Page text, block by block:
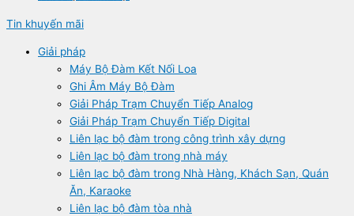
Tin khuyến mãi
Giải pháp
Máy Bộ Đàm Kết Nối Loa
Ghi Âm Máy Bộ Đàm
Giải Pháp Trạm Chuyển Tiếp Analog
Giải Pháp Trạm Chuyển Tiếp Digital
Liên lạc bộ đàm trong công trình xây dựng
Liên lạc bộ đàm trong nhà máy
Liên lạc bộ đàm trong Nhà Hàng, Khách Sạn, Quán
Ăn, Karaoke
Liên lạc bộ đàm tòa nhà